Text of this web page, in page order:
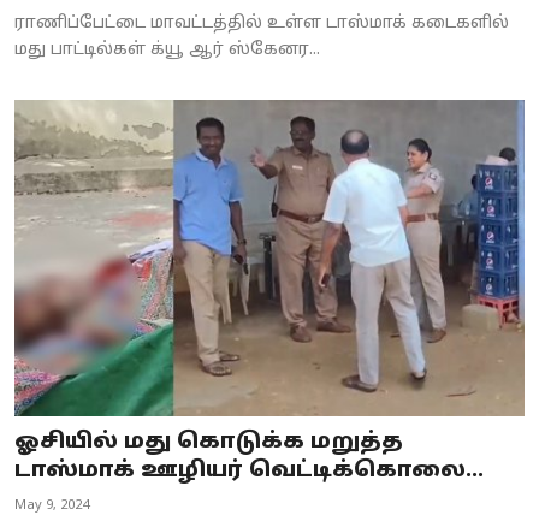
ராணிப்பேட்டை மாவட்டத்தில் உள்ள டாஸ்மாக் கடைகளில்
மது பாட்டில்கள் க்யூ ஆர் ஸ்கேனர...
ஓசியில் மது கொடுக்க மறுத்த
டாஸ்மாக் ஊழியர் வெட்டிக்கொலை...
May 9, 2024